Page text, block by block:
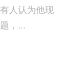
人认为他现
，...